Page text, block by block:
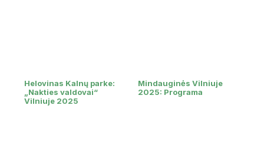
Helovinas Kalnų parke:
„Nakties valdovai“
Vilniuje 2025
Mindauginės Vilniuje
2025: Programa